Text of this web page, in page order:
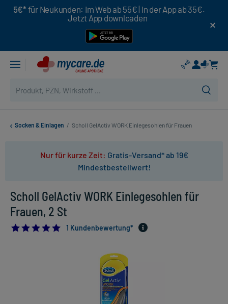
5€* für Neukunden: Im Web ab 55€ | In der App ab 35€.
Jetzt App downloaden
Socken & Einlagen / Scholl GelActiv WORK Einlegesohlen für Frauen
Nur für kurze Zeit: Gratis-Versand* ab 19€
Mindestbestellwert!
Scholl GelActiv WORK Einlegesohlen für
Frauen, 2 St
5.01 Kundenbewertung*